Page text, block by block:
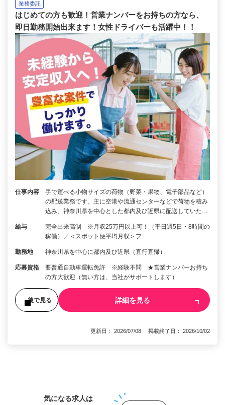
業務委託
はじめての方も歓迎！営業ナンバーをお持ちの方なら、
即日勤務開始出来ます！女性ドライバーも活躍中！！
仕事内容
手で運べる小物サイズの荷物（野菜・果物、電子部品など）
の配送業務です。主に空港や流通センターなどで荷物を積み
込み、神奈川県を中心とした都内及び近県に配送していた…
給与
完全出来高制 ※月収25万円以上可！（平日週5日・8時間の
稼働）／＜スポット便平均月収＞フ…
勤務地 神奈川県を中心に都内及び近県（直行直帰）
応募資格
要普通自動車運転免許 ※経験不問 ★営業ナンバーお持ち
の方大歓迎（無い方は、当社がサポートします）
後で見る 詳細を見る
更新日： 2026/07/08 掲載終了日： 2026/10/02
気になる求人は